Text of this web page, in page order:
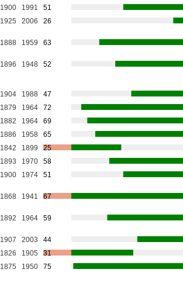
1900 1991
51
1925 2006 26
1888 1959 63
1896 1948 52
1904 1988
47
1879 1964
72
1882 1964
69
1886 1958
65
1842 1899
25
1893 1970
58
1900 1974 51
1868 1941 67
1892 1964 59
1907 2003
44
1826 1905
31
1875 1950 75